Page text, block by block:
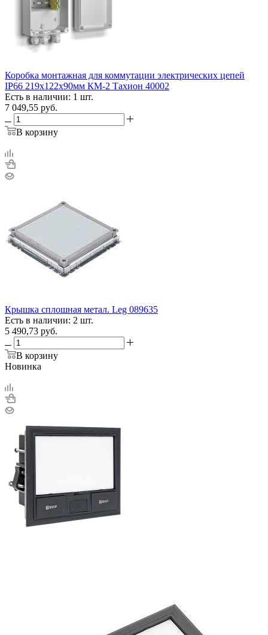
Коробка монтажная для коммутации электрических цепей
IP66 219х122х90мм КМ-2 Тахион 40002
Есть в наличии: 1 шт.
7 049,55 руб.
В корзину
Крышка сплошная метал. Leg 089635
Есть в наличии: 2 шт.
5 490,73 руб.
В корзину
Новинка